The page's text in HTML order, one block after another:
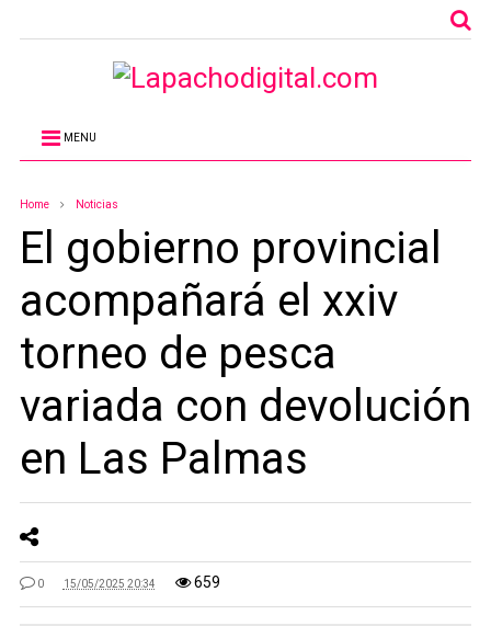
MENU
Home Noticias
El gobierno provincial
acompañará el xxiv
torneo de pesca
variada con devolución
en Las Palmas
0 15/05/2025 20:34 659